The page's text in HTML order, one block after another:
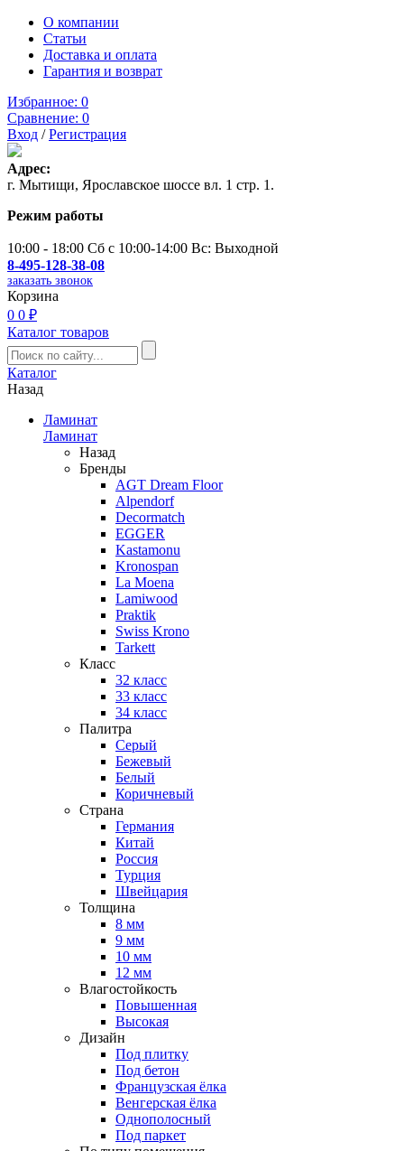
О компании
Статьи
Доставка и оплата
Гарантия и возврат
Избранное: 0
Сравнение: 0
Вход /Регистрация
Адрес:
г. Мытищи, Ярославское шоссе вл. 1 стр. 1.
Режим работы
10:00 - 18:00 Сб с 10:00-14:00 Вс: Выходной
8-495-128-38-08
заказать звонок
Корзина
0 0 ₽
Каталог товаров
Каталог
Назад
Ламинат
Ламинат
Назад
Бренды
AGT Dream Floor
Alpendorf
Decormatch
EGGER
Kastamonu
Kronospan
La Moena
Lamiwood
Praktik
Swiss Krono
Tarkett
Класс
32 класс
33 класс
34 класс
Палитра
Серый
Бежевый
Белый
Коричневый
Страна
Германия
Китай
Россия
Турция
Швейцария
Толщина
8 мм
9 мм
10 мм
12 мм
Влагостойкость
Повышенная
Высокая
Дизайн
Под плитку
Под бетон
Французская ёлка
Венгерская ёлка
Однополосный
Под паркет